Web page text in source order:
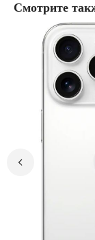
Смотрите
Контакты
+7 (927)
улица
Пн-Вс